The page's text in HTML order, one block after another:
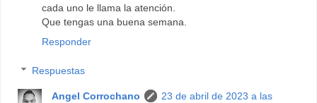
cada uno le llama la atención.
Que tengas una buena semana.
Responder
Respuestas
Angel Corrochano
23 de abril de 2023 a las